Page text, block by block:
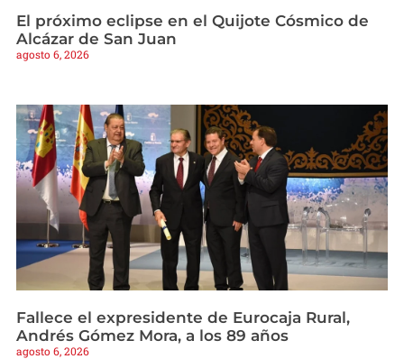
El próximo eclipse en el Quijote Cósmico de
Alcázar de San Juan
agosto 6, 2026
Fallece el expresidente de Eurocaja Rural,
Andrés Gómez Mora, a los 89 años
agosto 6, 2026